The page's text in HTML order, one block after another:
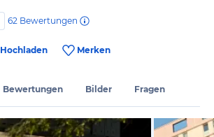
62 Bewertungen
Hochladen Merken
Bewertungen Bilder Fragen